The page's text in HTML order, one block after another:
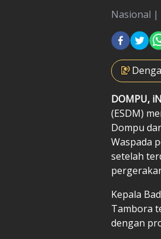
Nasional |
DOMPU,
(ESDM)
Dompu
Waspada
setelah
Kepala
Tambora
dengan